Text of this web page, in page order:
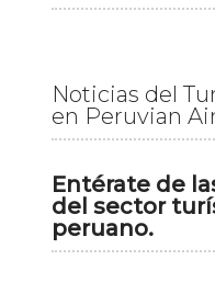
Noticias del
en Peruvian
Entérate de
del sector
peruano.